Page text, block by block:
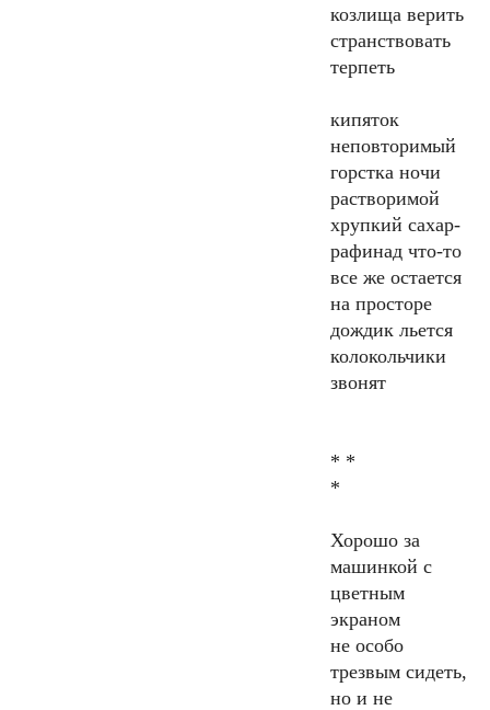
козлища верить
странствовать
терпеть
кипяток
неповторимый
горстка ночи
растворимой
хрупкий сахар-
рафинад что-то
все же остается
на просторе
дождик льется
колокольчики
звонят
* *
*
Хорошо за
машинкой с
цветным
экраном
не особо
трезвым сидеть,
но и не